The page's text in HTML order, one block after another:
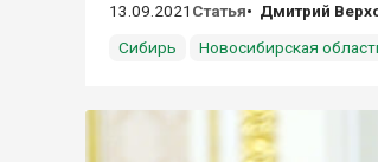
13.09.2021 Статья
Дмитрий
Сибирь
Новосибирская